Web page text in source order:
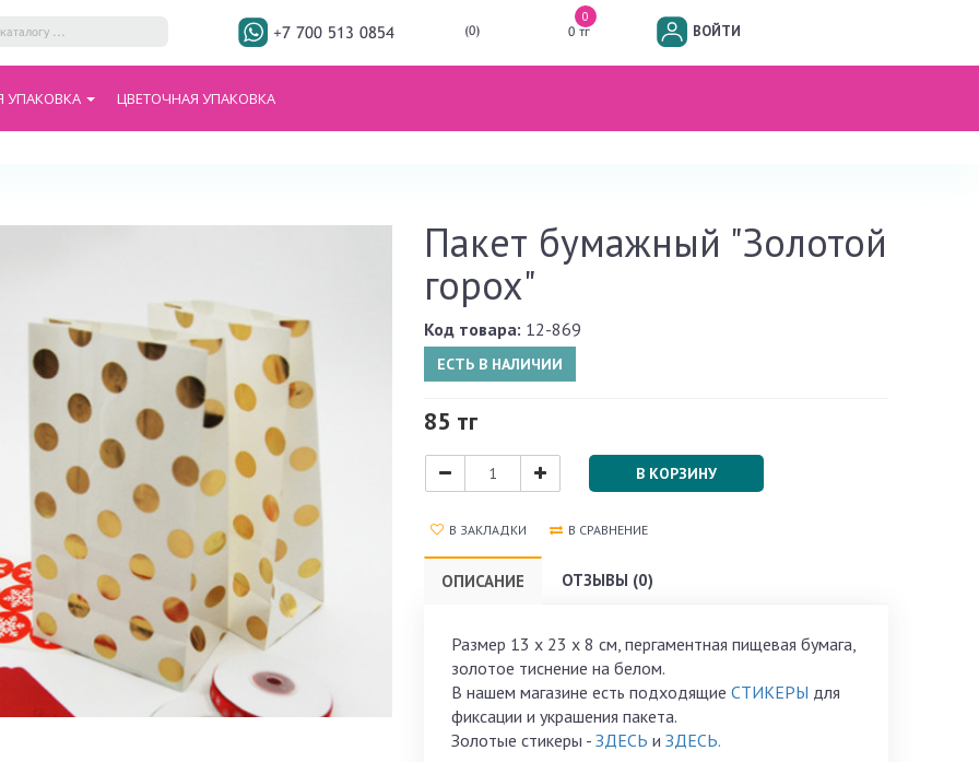
+7 700 513 0854 (0)
0
0 тг
ВОЙТИ
УПАКОВКА ЦВЕТОЧНАЯ УПАКОВКА
Пакет бумажный "Золотой
горох"
Код товара: 12-869
ЕСТЬ В НАЛИЧИИ
85 тг
В КОРЗИНУ
В ЗАКЛАДКИ В СРАВНЕНИЕ
ОПИСАНИЕ ОТЗЫВЫ (0)
Размер 13 х 23 х 8 см, пергаментная пищевая бумага,
золотое тиснение на белом.
В нашем магазине есть подходящие СТИКЕРЫ для
фиксации и украшения пакета.
Золотые стикеры - ЗДЕСЬ и ЗДЕСЬ.